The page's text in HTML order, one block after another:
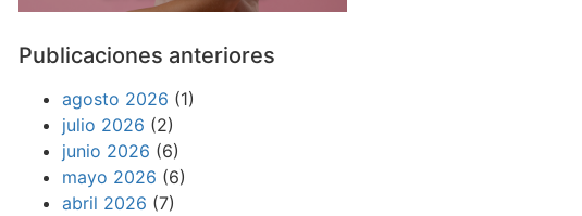
Publicaciones anteriores
agosto 2026 (1)
julio 2026 (2)
junio 2026 (6)
mayo 2026 (6)
abril 2026 (7)